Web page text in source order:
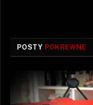
POSTY POKREWNE